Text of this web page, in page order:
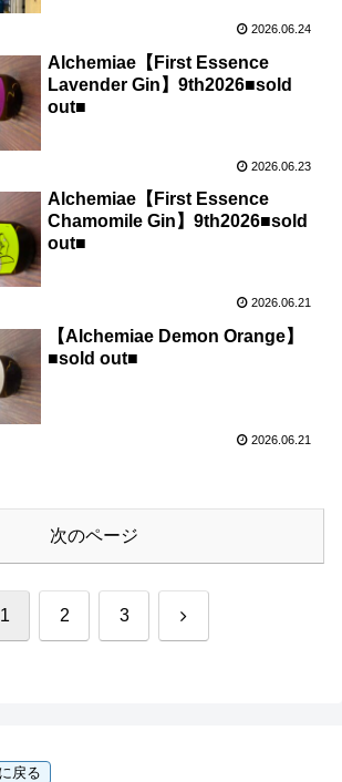
2026.06.24
Alchemiae【First Essence
Lavender Gin】9th2026■sold
out■
2026.06.23
Alchemiae【First Essence
Chamomile Gin】9th2026■sold
out■
2026.06.21
【Alchemiae Demon Orange】
■sold out■
2026.06.21
次のページ
1 2 3 次